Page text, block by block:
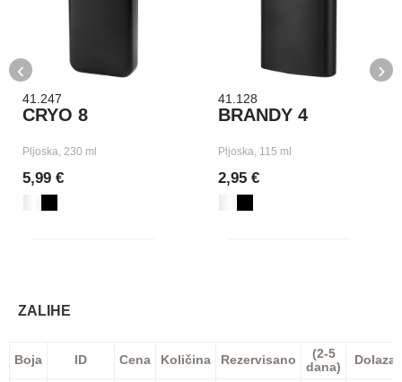
41.247
CRYO 8
Pljoska, 230 ml
5,99 €
41.128
BRANDY 4
Pljoska, 115 ml
2,95 €
‹ ›
ZALIHE
Boja ID Cena Količina Rezervisano
(2-5
dana)
Dolazak